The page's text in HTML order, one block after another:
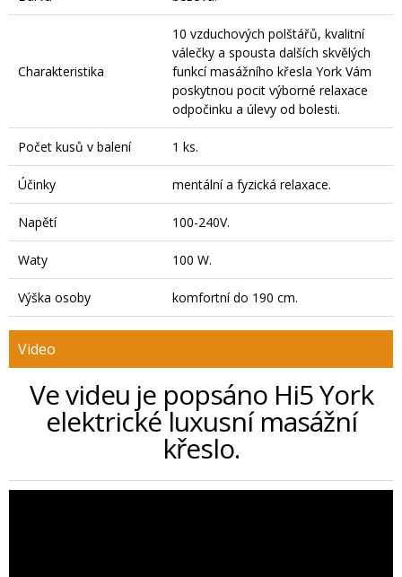
Charakteristika
10 vzduchových polštářů, kvalitní
válečky a spousta dalších skvělých
funkcí masážního křesla York Vám
poskytnou pocit výborné relaxace
odpočinku a úlevy od bolesti.
Počet kusů v balení 1 ks.
Účinky mentální a fyzická relaxace.
Napětí 100-240V.
Waty 100 W.
Výška osoby komfortní do 190 cm.
Video
Ve videu je popsáno Hi5 York
elektrické luxusní masážní
křeslo.